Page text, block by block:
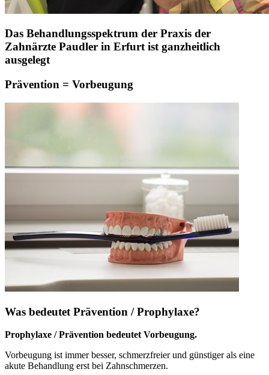
Das Behandlungsspektrum der Praxis der
Zahnärzte Paudler in Erfurt ist ganzheitlich
ausgelegt
Prävention = Vorbeugung
Was bedeutet Prävention / Prophylaxe?
Prophylaxe / Prävention bedeutet Vorbeugung.
Vorbeugung ist immer besser, schmerzfreier und günstiger als eine
akute Behandlung erst bei Zahnschmerzen.